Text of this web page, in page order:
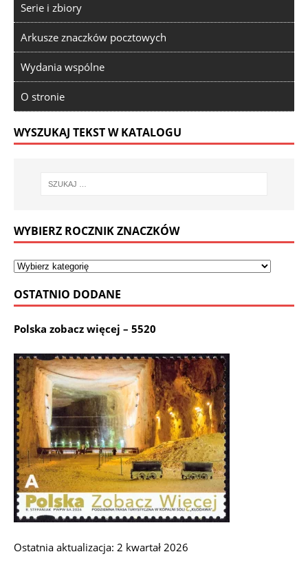
Serie i zbiory
Arkusze znaczków pocztowych
Wydania wspólne
O stronie
WYSZUKAJ TEKST W KATALOGU
WYBIERZ ROCZNIK ZNACZKÓW
OSTATNIO DODANE
Polska zobacz więcej – 5520
Ostatnia aktualizacja: 2 kwartał 2026